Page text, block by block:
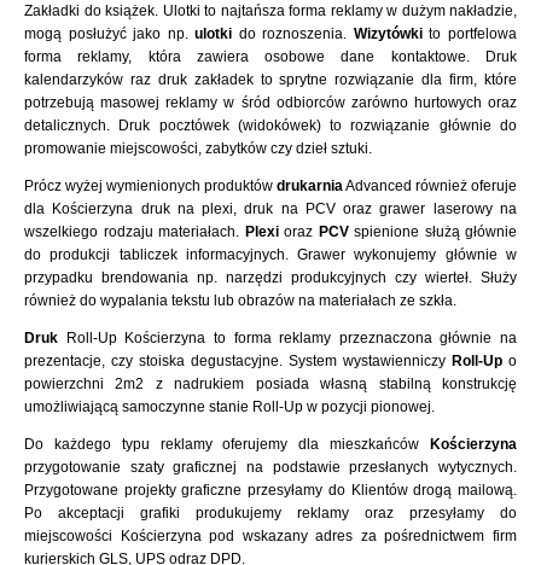
Zakładki do książek. Ulotki to najtańsza forma reklamy w dużym nakładzie,
mogą posłużyć jako np.ulotki do roznoszenia. Wizytówkito portfelowa
forma reklamy, która zawiera osobowe dane kontaktowe. Druk
kalendarzyków raz druk zakładek to sprytne rozwiązanie dla firm, które
potrzebują masowej reklamy w śród odbiorców zarówno hurtowych oraz
detalicznych. Druk pocztówek (widokówek) to rozwiązanie głównie do
promowanie miejscowości, zabytków czy dzieł sztuki.
Prócz wyżej wymienionych produktów drukarniaAdvanced również oferuje
dla Kościerzyna druk na plexi, druk na PCV oraz grawer laserowy na
wszelkiego rodzaju materiałach. Plexioraz PCVspienione służą głównie
do produkcji tabliczek informacyjnych. Grawer wykonujemy głównie w
przypadku brendowania np. narzędzi produkcyjnych czy wierteł. Służy
również do wypalania tekstu lub obrazów na materiałach ze szkła.
Druk Roll-Up Kościerzyna to forma reklamy przeznaczona głównie na
prezentacje, czy stoiska degustacyjne. System wystawienniczy Roll-Up o
powierzchni 2m2 z nadrukiem posiada własną stabilną konstrukcję
umożliwiającą samoczynne stanie Roll-Up w pozycji pionowej.
Do każdego typu reklamy oferujemy dla mieszkańców
Kościerzyna
przygotowanie szaty graficznej na podstawie przesłanych wytycznych.
Przygotowane projekty graficzne przesyłamy do Klientów drogą mailową.
Po akceptacji grafiki produkujemy reklamy oraz przesyłamy do
miejscowości Kościerzyna pod wskazany adres za pośrednictwem firm
kurierskich GLS, UPS odraz DPD.